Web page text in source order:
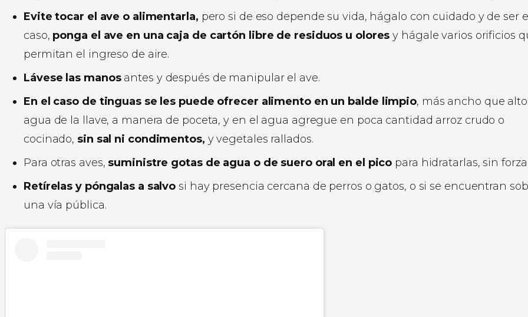
Evite tocar el ave o alimentarla, pero si de eso depende su vida, hágalo con cuidado y de ser
caso, ponga el ave en una caja de cartón libre de residuos u oloresy hágale varios orificios
permitan el ingreso de aire.
Lávese las manosantes y después de manipular el ave.
En el caso de tinguas se les puede ofrecer alimento en un balde limpio, más ancho que
agua de la llave, a manera de poceta, y en el agua agregue en poca cantidad arroz crudo o
cocinado, sin sal ni condimentos, y vegetales rallados.
Para otras aves, suministre gotas de agua o de suero oral en el pico para hidratarlas, sin
Retírelas y póngalas a salvo si hay presencia cercana de perros o gatos, o si se encuentran
una vía pública.